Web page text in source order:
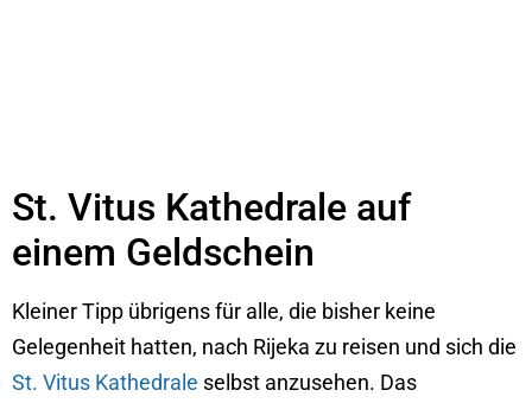
St. Vitus Kathedrale auf
einem Geldschein
Kleiner Tipp übrigens für alle, die bisher keine
Gelegenheit hatten, nach Rijeka zu reisen und sich die
St. Vitus Kathedrale selbst anzusehen. Das